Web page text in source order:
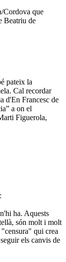
Cordova que
Beatriu de
pateix la
Cal recordar
d'En Francesc de
a on el
Figuerola,
ha. Aquests
són molt i molt
"censura" qui crea
els canvis de